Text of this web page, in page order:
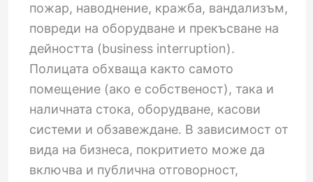
пожар, наводнение, кражба, вандализъм,
повреди на оборудване и прекъсване на
дейността (business interruption).
Полицата обхваща както самото
помещение (ако е собственост), така и
наличната стока, оборудване, касови
системи и обзавеждане. В зависимост от
вида на бизнеса, покритието може да
включва и публична отговорност,